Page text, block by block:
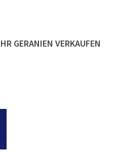
GERANIEN VERKAUFEN